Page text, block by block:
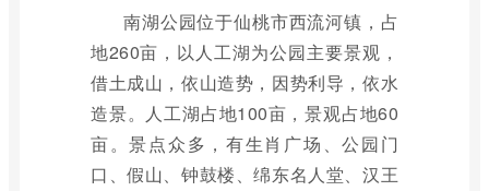
南湖公园位于仙桃市西流河镇，占
地260亩，以人工湖为公园主要景观，
借土成山，依山造势，因势利导，依水
造景。人工湖占地100亩，景观占地60
亩。景点众多，有生肖广场、公园门
口、假山、钟鼓楼、绵东名人堂、汉王